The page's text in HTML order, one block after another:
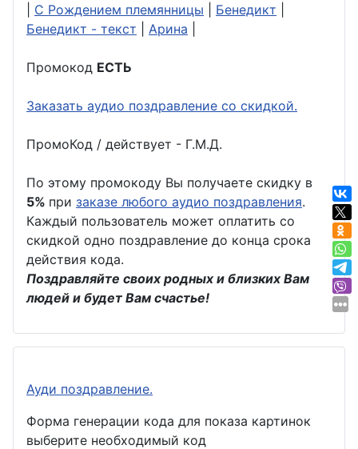
С Рождением племянницы Бенедикт
Бенедикт - текст
Арина
Промокод ЕСТЬ
Заказать аудио поздравление со скидкой.
ПромоКод / действует - Г.М.Д.
По этому промокоду Вы получаете скидку в
5% при заказе любого аудио поздравления.
Каждый пользователь может оплатить со
скидкой одно поздравление до конца срока
действия кода.
Поздравляйте своих родных и близких Вам
людей и будет Вам счастье!
Ауди поздравление.
Форма генерации кода для показа картинок
выберите необходимый код